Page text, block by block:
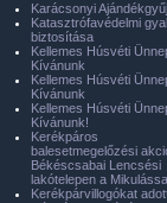
Karácsonyi
Katasztrófavédelmi
biztosítása
Kellemes Húsvéti
Kívánunk
Kellemes Húsvéti
Kívánunk
Kellemes Húsvéti
Kívánunk!
Kerékpáros
balesetmegelőzési
Békéscsabai Lencsési
lakótelepen a
Kerékpárvillogókat